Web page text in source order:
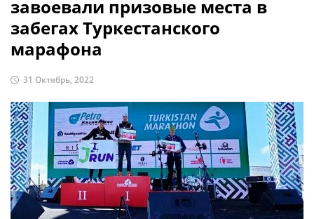
завоевали призовые места в
забегах Туркестанского
марафона
31 Октябрь, 2022